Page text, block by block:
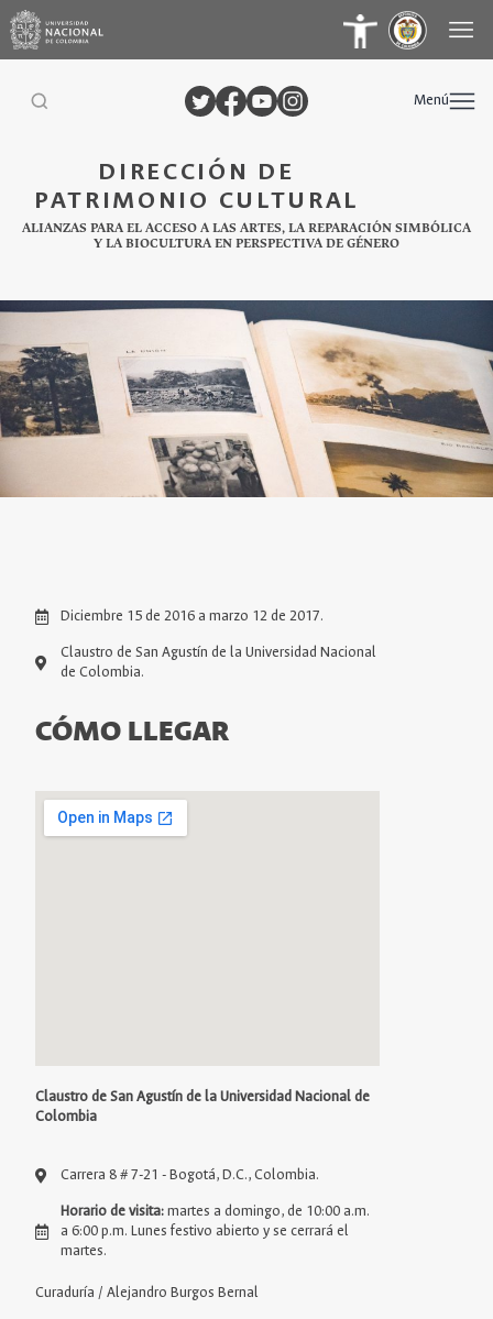
DIRECCIÓN DE
PATRIMONIO CULTURAL
ALIANZAS PARA EL ACCESO A LAS ARTES, LA REPARACIÓN SIMBÓLICA
Y LA BIOCULTURA EN PERSPECTIVA DE GÉNERO
Menú
Diciembre 15 de 2016 a marzo 12 de 2017.
Claustro de San Agustín de la Universidad Nacional
de Colombia.
CÓMO LLEGAR
Claustro de San Agustín de la Universidad Nacional de
Colombia
Carrera 8 # 7-21 - Bogotá, D.C., Colombia.
Horario de visita:martes a domingo, de 10:00 a.m.
a 6:00 p.m. Lunes festivo abierto y se cerrará el
martes.
Curaduría / Alejandro Burgos Bernal